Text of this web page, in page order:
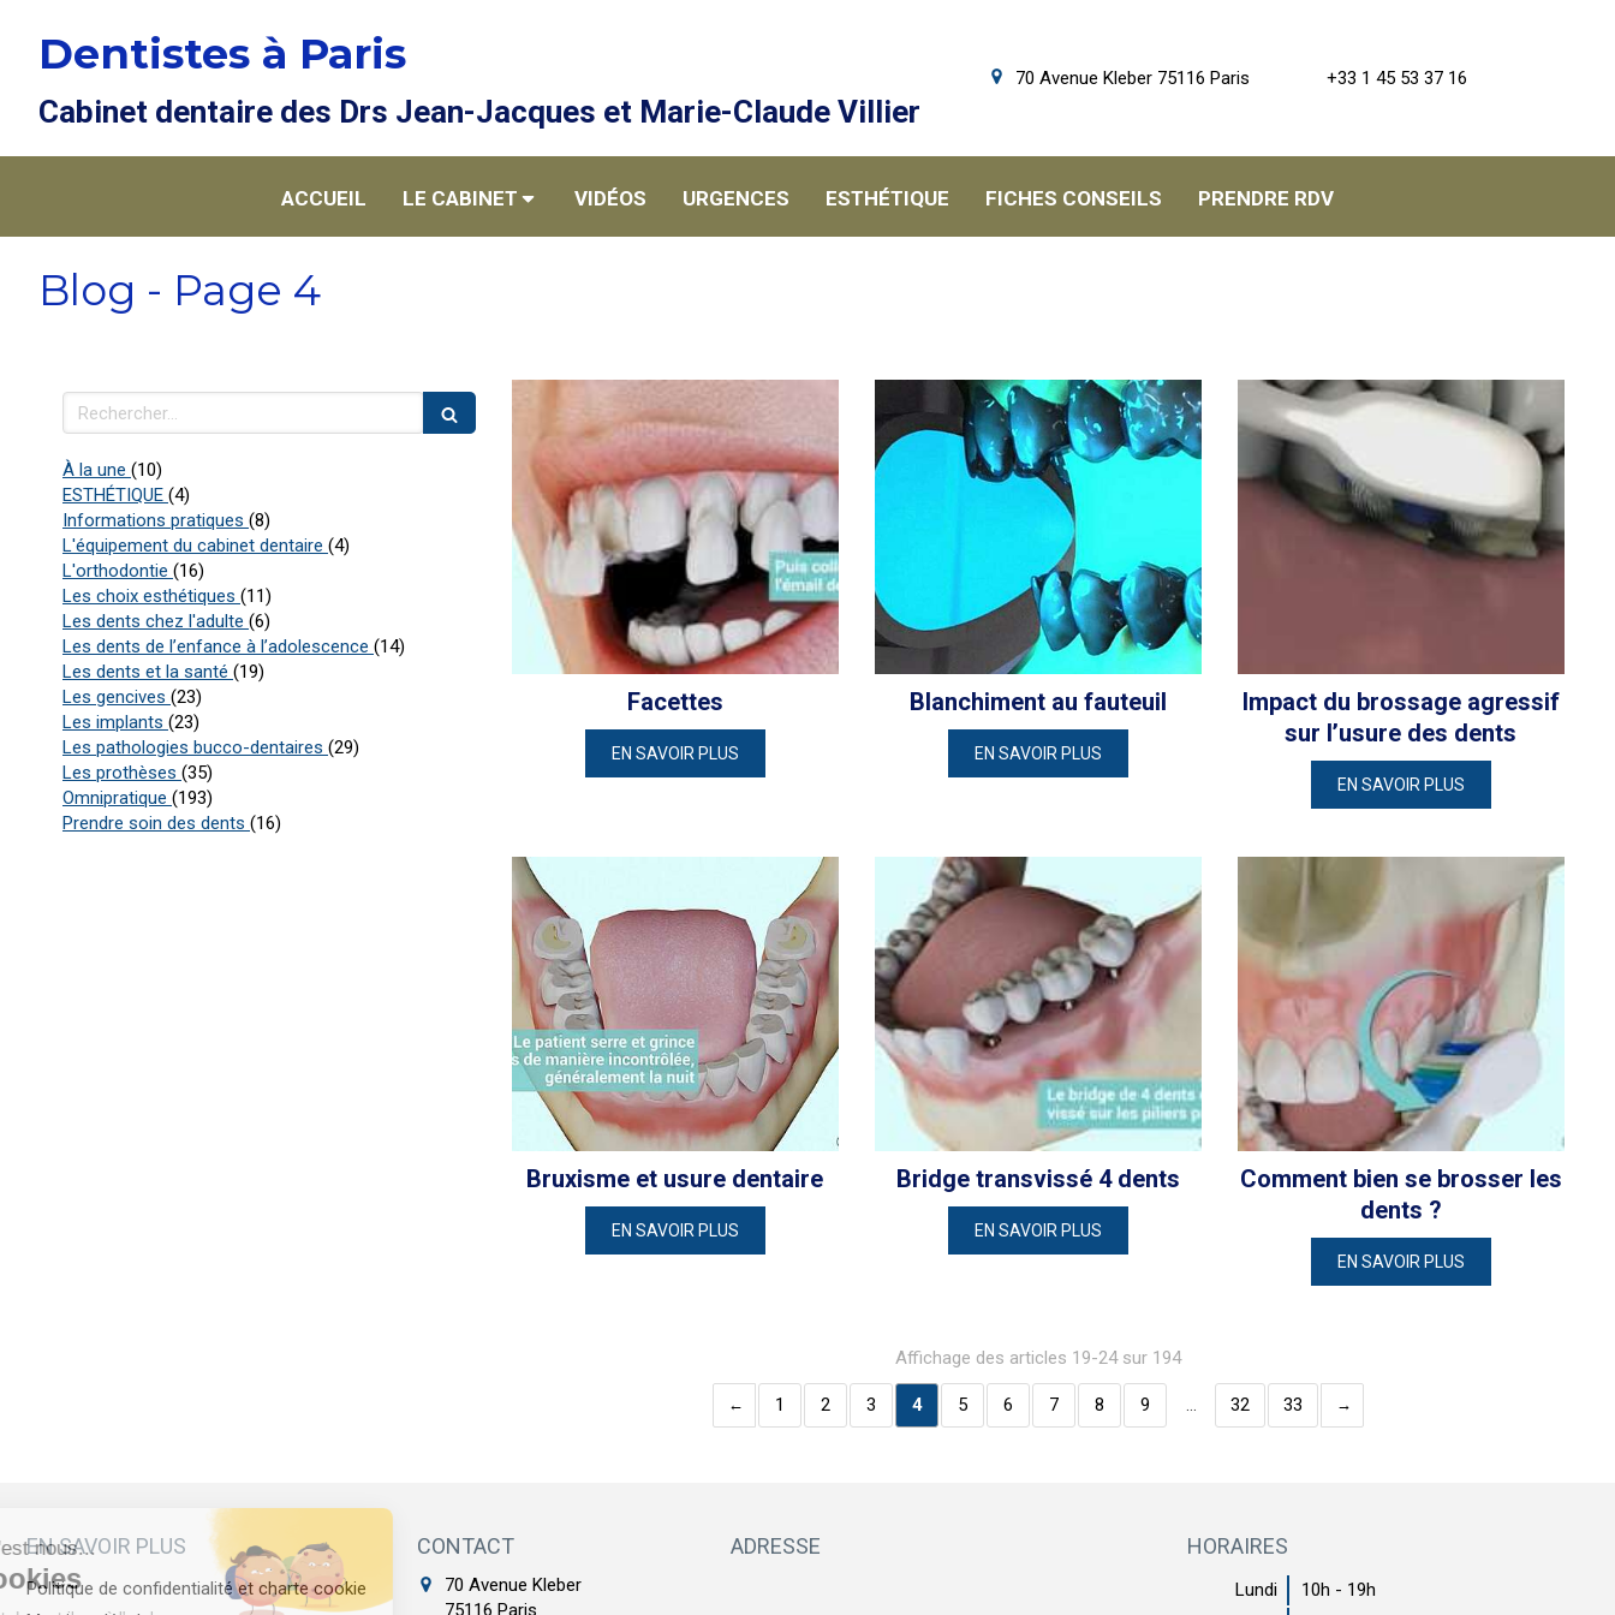
70 Avenue Kleber 75116 Paris
Dentistes à Paris +33 1 45 53 37 16
Cabinet dentaire des Drs Jean-Jacques et Marie-Claude Villier
ACCUEIL LE CABINET VIDÉOS URGENCES ESTHÉTIQUE FICHES CONSEILS PRENDRE RDV
Blog - Page 4
Facettes
EN SAVOIR PLUS
Blanchiment au fauteuil
EN SAVOIR PLUS
Impact du brossage agressif
sur l’usure des dents
EN SAVOIR PLUS
Bruxisme et usure dentaire
EN SAVOIR PLUS
Bridge transvissé 4 dents
EN SAVOIR PLUS
Comment bien se brosser les
dents ?
EN SAVOIR PLUS
Affichage des articles 19-24 sur 194
1 2 3 4 5 6 7 8 9 32 33
Rechercher
À la une (10)
ESTHÉTIQUE (4)
Informations pratiques (8)
L'équipement du cabinet dentaire (4)
L'orthodontie (16)
Les choix esthétiques (11)
Les dents chez l'adulte (6)
Les dents de l’enfance à l’adolescence (14)
Les dents et la santé (19)
Les gencives (23)
Les implants (23)
Les pathologies bucco-dentaires (29)
Les prothèses (35)
Omnipratique (193)
Prendre soin des dents (16)
EN SAVOIR PLUS
Politique de confidentialité et charte cookie
CONTACT
70 Avenue Kleber
75116 Paris
ADRESSE HORAIRES
Lundi
10h - 19h